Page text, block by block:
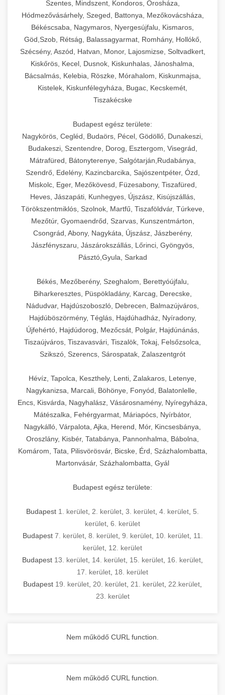
Szentes, Mindszent, Kondoros, Orosháza,
Hódmezővásárhely, Szeged, Battonya, Mezőkovácsháza,
Békéscsaba, Nagymaros, Nyergesújfalu, Kismaros,
Göd,Szob, Rétság, Balassagyarmat, Romhány, Hollókő,
Szécsény, Aszód, Hatvan, Monor, Lajosmizse, Soltvadkert,
Kiskőrös, Kecel, Dusnok, Kiskunhalas, Jánoshalma,
Bácsalmás, Kelebia, Röszke, Mórahalom, Kiskunmajsa,
Kistelek, Kiskunfélegyháza, Bugac, Kecskemét,
Tiszakécske
Budapest egész területe:
Nagykörös, Cegléd, Budaörs, Pécel, Gödöllő, Dunakeszi,
Budakeszi, Szentendre, Dorog, Esztergom, Visegrád,
Mátrafüred, Bátonyterenye, Salgótarján,Rudabánya,
Szendrő, Edelény, Kazincbarcika, Sajószentpéter, Ózd,
Miskolc, Eger, Mezőkövesd, Füzesabony, Tiszafüred,
Heves, Jászapáti, Kunhegyes, Újszász, Kisújszállás,
Törökszentmiklós, Szolnok, Martfű, Tiszaföldvár, Túrkeve,
Mezőtúr, Gyomaendrőd, Szarvas, Kunszentmárton,
Csongrád, Abony, Nagykáta, Újszász, Jászberény,
Jászfényszaru, Jászárokszállás, Lőrinci, Gyöngyös,
Pásztó,Gyula, Sarkad
Békés, Mezőberény, Szeghalom, Berettyóújfalu,
Biharkeresztes, Püspökladány, Karcag, Derecske,
Nádudvar, Hajdúszoboszló, Debrecen, Balmazújváros,
Hajdúböszörmény, Téglás, Hajdúhadház, Nyíradony,
Újfehértó, Hajdúdorog, Mezőcsát, Polgár, Hajdúnánás,
Tiszaújváros, Tiszavasvári, Tiszalök, Tokaj, Felsőzsolca,
Szikszó, Szerencs, Sárospatak, Zalaszentgrót
Hévíz, Tapolca, Keszthely, Lenti, Zalakaros, Letenye,
Nagykanizsa, Marcali, Böhönye, Fonyód, Balatonlelle,
Encs, Kisvárda, Nagyhalász, Vásárosnamény, Nyíregyháza,
Mátészalka, Fehérgyarmat, Máriapócs, Nyírbátor,
Nagykálló, Várpalota, Ajka, Herend, Mór, Kincsesbánya,
Oroszlány, Kisbér, Tatabánya, Pannonhalma, Bábolna,
Komárom, Tata, Pilisvörösvár, Bicske, Érd, Százhalombatta,
Martonvásár, Százhalombatta, Gyál
Budapest egész területe:
Budapest 1. kerület 2. kerület 3. kerület 4. kerület 5.
kerület 6. kerület
Budapest 7. kerület, 8. kerület, 9. kerület, 10. kerület, 11.
kerület 12. kerület
Budapest 13. kerület 14. kerület 15. kerület 16. kerület
17. kerület 18. kerület
Budapest 19. kerület 20. kerület 21. kerület 22.kerület
23. kerület
Nem működő CURL function.
Nem működő CURL function.